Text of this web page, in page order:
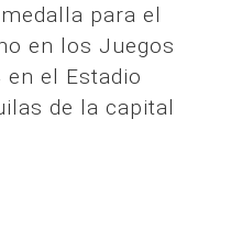
para el
en los Juegos
el Estadio
de la capital